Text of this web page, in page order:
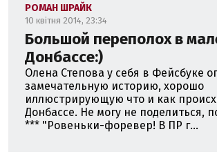
РОМАН ШРАЙК
10 квітня 2014, 23:34
Большой переполох в
Донбассе:)
Олена Степова у себя в Фейсбуке
замечательную историю, хорошо
иллюстрирующую что и как
Донбассе. Не могу не поделиться,
*** "Ровеньки-форевер! В ПР г...